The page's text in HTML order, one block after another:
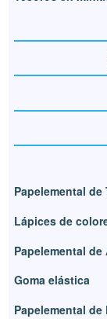
Papelemental de
Lápices de
Papelemental de
Goma elástica
Papelemental de